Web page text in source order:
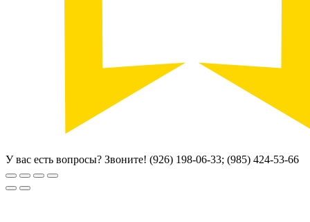
У вас есть вопросы? Звоните! (926) 198-06-33; (985) 424-53-66